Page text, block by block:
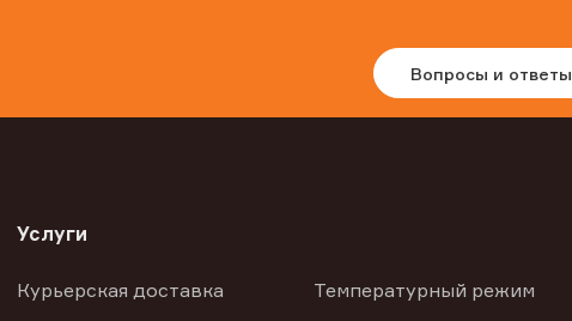
Вопросы и ответы
Услуги
Курьерская доставка
Температурный режим